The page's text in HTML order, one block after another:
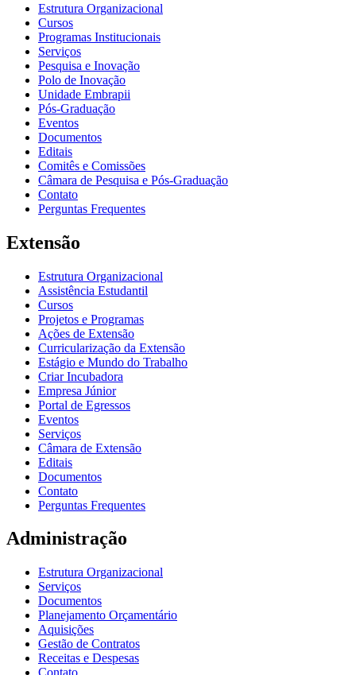
Estrutura Organizacional
Cursos
Programas Institucionais
Serviços
Pesquisa e Inovação
Polo de Inovação
Unidade Embrapii
Pós-Graduação
Eventos
Documentos
Editais
Comitês e Comissões
Câmara de Pesquisa e Pós-Graduação
Contato
Perguntas Frequentes
Extensão
Estrutura Organizacional
Assistência Estudantil
Cursos
Projetos e Programas
Ações de Extensão
Curricularização da Extensão
Estágio e Mundo do Trabalho
Criar Incubadora
Empresa Júnior
Portal de Egressos
Eventos
Serviços
Câmara de Extensão
Editais
Documentos
Contato
Perguntas Frequentes
Administração
Estrutura Organizacional
Serviços
Documentos
Planejamento Orçamentário
Aquisições
Gestão de Contratos
Receitas e Despesas